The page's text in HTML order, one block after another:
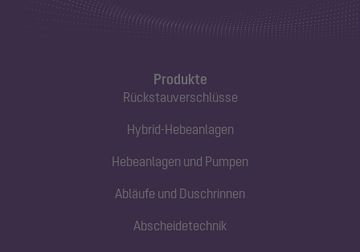
Produkte
Rückstauverschlüsse
Hybrid-Hebeanlagen
Hebeanlagen und Pumpen
Abläufe und Duschrinnen
Abscheidetechnik